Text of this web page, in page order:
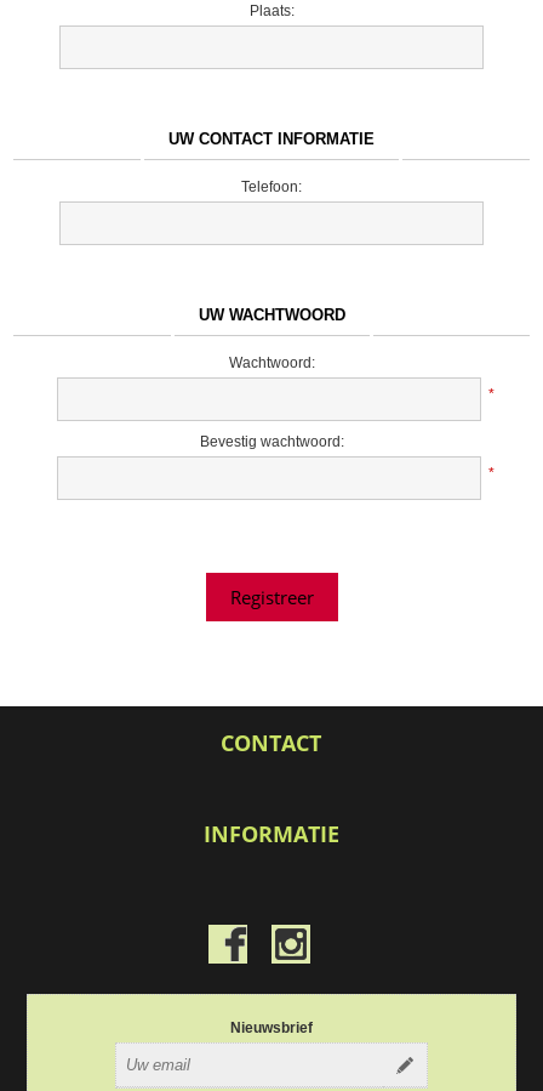
Plaats:
UW CONTACT INFORMATIE
Telefoon:
UW WACHTWOORD
Wachtwoord:
*
Bevestig wachtwoord:
*
CONTACT
INFORMATIE
Nieuwsbrief